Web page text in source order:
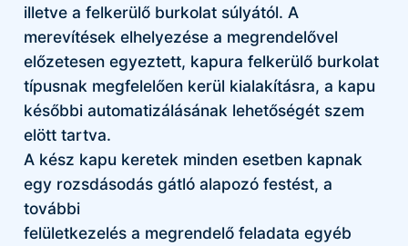
illetve a felkerülő burkolat súlyától. A
merevítések elhelyezése a megrendelővel
előzetesen egyeztett, kapura felkerülő burkolat
típusnak megfelelően kerül kialakításra, a kapu
későbbi automatizálásának lehetőségét szem
elött tartva.
A kész kapu keretek minden esetben kapnak
egy rozsdásodás gátló alapozó festést, a
további
felületkezelés a megrendelő feladata egyéb